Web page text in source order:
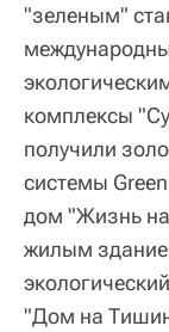
"зеленым"
комплексы
получили
системы
дом "Жизнь
жилым
"Дом на